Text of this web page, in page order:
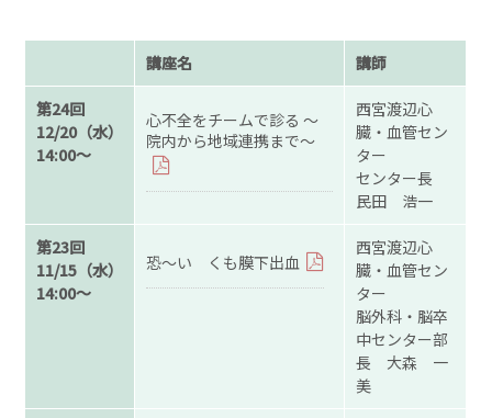
講座名 講師
第24回
12/20（水）
14:00～
心不全をチームで診る ～
院内から地域連携まで～
西宮渡辺心
臓・血管セン
ター
センター長
民田 浩一
第23回
11/15（水）
14:00～
恐～い くも膜下出血
西宮渡辺心
臓・血管セン
ター
脳外科・脳卒
中センター部
長 大森 一
美